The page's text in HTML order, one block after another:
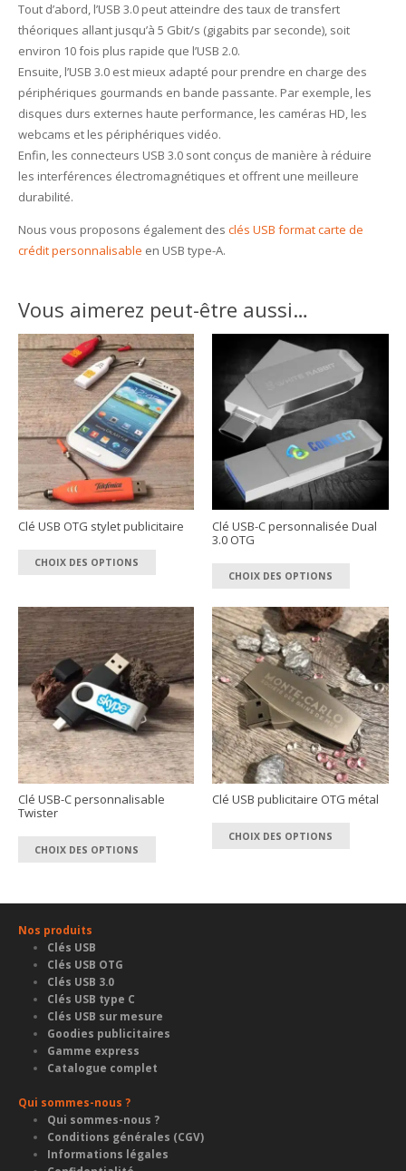
Tout d’abord, l’USB 3.0 peut atteindre des taux de transfert
théoriques allant jusqu’à 5 Gbit/s (gigabits par seconde), soit
environ 10 fois plus rapide que l’USB 2.0.
Ensuite, l’USB 3.0 est mieux adapté pour prendre en charge des
périphériques gourmands en bande passante. Par exemple, les
disques durs externes haute performance, les caméras HD, les
webcams et les périphériques vidéo.
Enfin, les connecteurs USB 3.0 sont conçus de manière à réduire
les interférences électromagnétiques et offrent une meilleure
durabilité.
Nous vous proposons également des clés USB format carte de
crédit personnalisable en USB type-A.
Vous aimerez peut-être aussi…
Clé USB OTG stylet publicitaire
CHOIX DES OPTIONS
plusieurs
variations.
Les
options
peuvent
être
choisies
sur
la
page
Clé USB-C personnalisée Dual
3.0 OTG
CHOIX DES OPTIONS
a
Les
options
peuvent
être
choisies
sur
la
Clé USB-C personnalisable
Twister
CHOIX DES OPTIONS
choisies
Clé USB publicitaire OTG métal
CHOIX DES OPTIONS
Nos produits
Clés USB
Clés USB OTG
Clés USB 3.0
Clés USB type C
Clés USB sur mesure
Goodies publicitaires
Gamme express
Catalogue complet
Qui sommes-nous ?
Qui sommes-nous ?
Conditions générales (CGV)
Informations légales